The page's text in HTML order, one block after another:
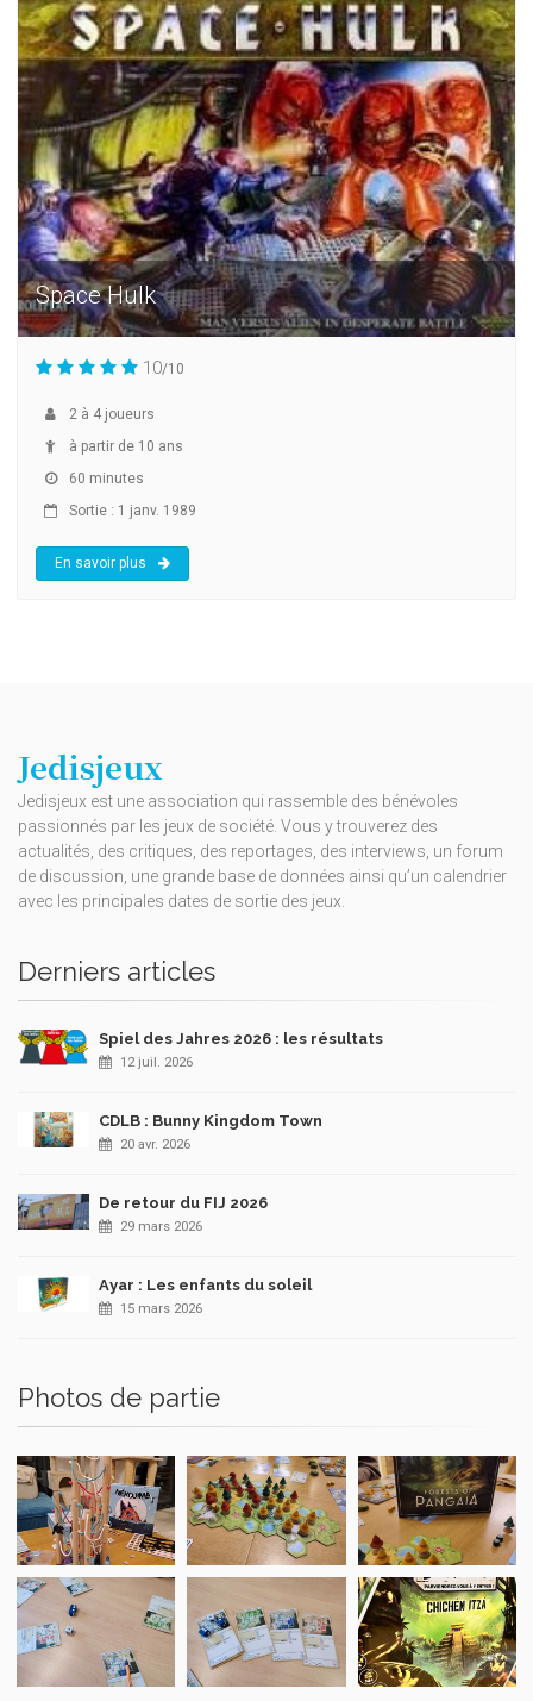
Space Hulk
10/10
2 à 4 joueurs
à partir de 10 ans
60 minutes
Sortie : 1 janv. 1989
En savoir plus
Jedisjeux
Jedisjeux est une association qui rassemble des bénévoles
passionnés par les jeux de société. Vous y trouverez des
actualités, des critiques, des reportages, des interviews, un forum
de discussion, une grande base de données ainsi qu’un calendrier
avec les principales dates de sortie des jeux.
Derniers articles
Spiel des Jahres 2026 : les résultats
12 juil. 2026
CDLB : Bunny Kingdom Town
20 avr. 2026
De retour du FIJ 2026
29 mars 2026
Ayar : Les enfants du soleil
15 mars 2026
Photos de partie